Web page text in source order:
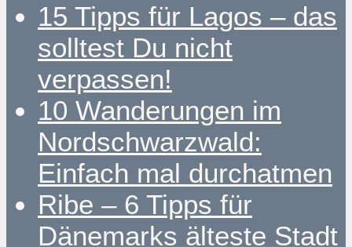
15 Tipps für Lagos – das
solltest Du nicht
verpassen!
10 Wanderungen im
Nordschwarzwald:
Einfach mal durchatmen
Ribe – 6 Tipps für
Dänemarks älteste Stadt